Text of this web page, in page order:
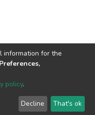
2026
User
Send
Feedback
information for the
policy.
Decline That's ok